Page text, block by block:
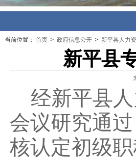
当前位置： 首页 > 政府信息公开 > 新平县人力
新平县
经新平县
会议研究通
核认定初级职